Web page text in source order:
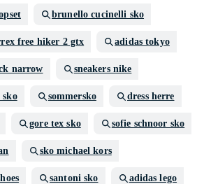
brunello cucinelli sko
free hiker 2 gtx adidas tokyo
narrow sneakers nike
sko sommersko dress herre
gore tex sko sofie schnoor sko
sko michael kors
santoni sko adidas lego